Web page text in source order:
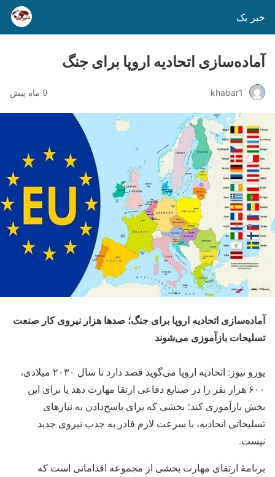
خبر یک
آماده‌سازی اتحادیه اروپا برای جنگ
khabar1 9 ماه پیش
آماده‌سازی اتحادیه اروپا برای جنگ؛ صدها هزار نیروی کار صنعت
تسلیحات بازآموزی می‌شوند
یورو نیوز: اتحادیه اروپا می‌گوید قصد دارد تا سال ۲۰۳۰ میلادی،
۶۰۰ هزار نفر را در صنایع دفاعی ارتقا مهارت دهد یا برای این
بخش بازآموزی کند؛ بخشی که برای پاسخ‌دادن به نیازهای
تسلیحاتی اتحادیه، با سرعت لازم قادر به جذب نیروی جدید
نیست.
برنامهٔ ارتقای مهارت بخشی از مجموعه اقداماتی است که